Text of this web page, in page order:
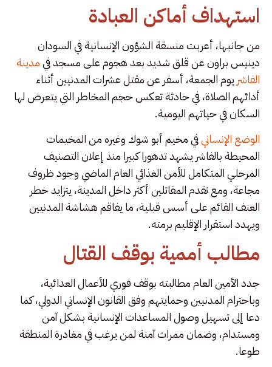
استهداف أماكن العبادة
من جانبها، أعربت منسقة الشؤون الإنسانية في السودان
دينيس براون عن قلق شديد بعد هجوم على مسجد فيمدينة
الفاشر يوم الجمعة، أسفر عن مقتل عشرات المدنيين أثناء
أدائهم الصلاة، في حادثة تعكس حجم المخاطر التي يتعرض لها
السكان في حياتهم اليومية.
الوضع الإنسانيفي مخيم أبو شوك وغيره من المخيمات
المحيطة بالفاشر يشهد تدهورا كبيرا منذ إعلان التصنيف
المرحلي المتكامل للأمن الغذائي العام الماضي وجود ظروف
مجاعة، ومع تقدم المقاتلين أكثر داخل المدينة، يتزايد خطر
العنف القائم على أسس قبلية، ما يفاقم هشاشة المدنيين
ويهدد استقرار الإقليم برمته.
مطالب أممية بوقف القتال
جدد الأمين العام مطالبته بوقف فوري للأعمال العدائية،
وباحترام المدنيين وحمايتهم وفق القانون الإنساني الدولي، كما
دعا إلى تسهيل وصول المساعدات الإنسانية بشكل آمن
ومستدام، وضمان ممرات آمنة لمن يرغب في مغادرة المنطقة
طوعا.